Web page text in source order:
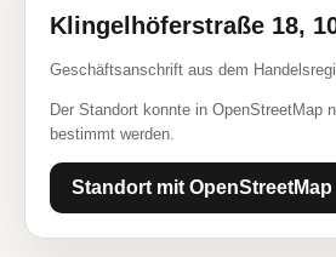
Klingelhöferstraße 18,
Geschäftsanschrift aus dem
Der Standort konnte in OpenStreetMap
bestimmt werden.
Standort mit